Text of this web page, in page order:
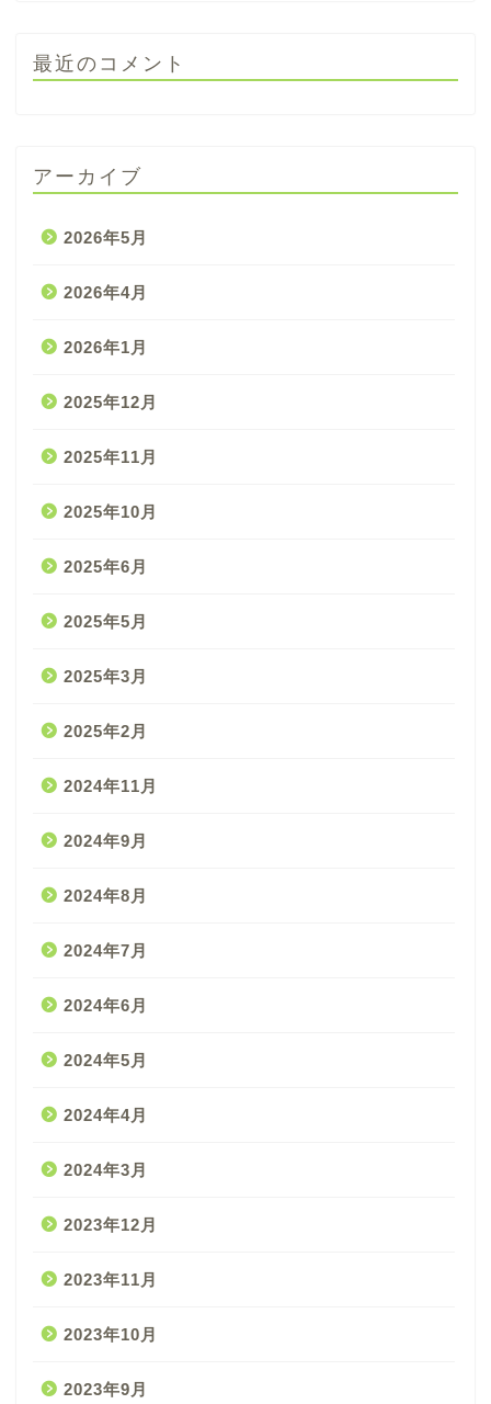
最近のコメント
アーカイブ
2026年5月
2026年4月
2026年1月
2025年12月
2025年11月
2025年10月
2025年6月
2025年5月
2025年3月
2025年2月
2024年11月
2024年9月
2024年8月
2024年7月
2024年6月
2024年5月
2024年4月
2024年3月
2023年12月
2023年11月
2023年10月
2023年9月